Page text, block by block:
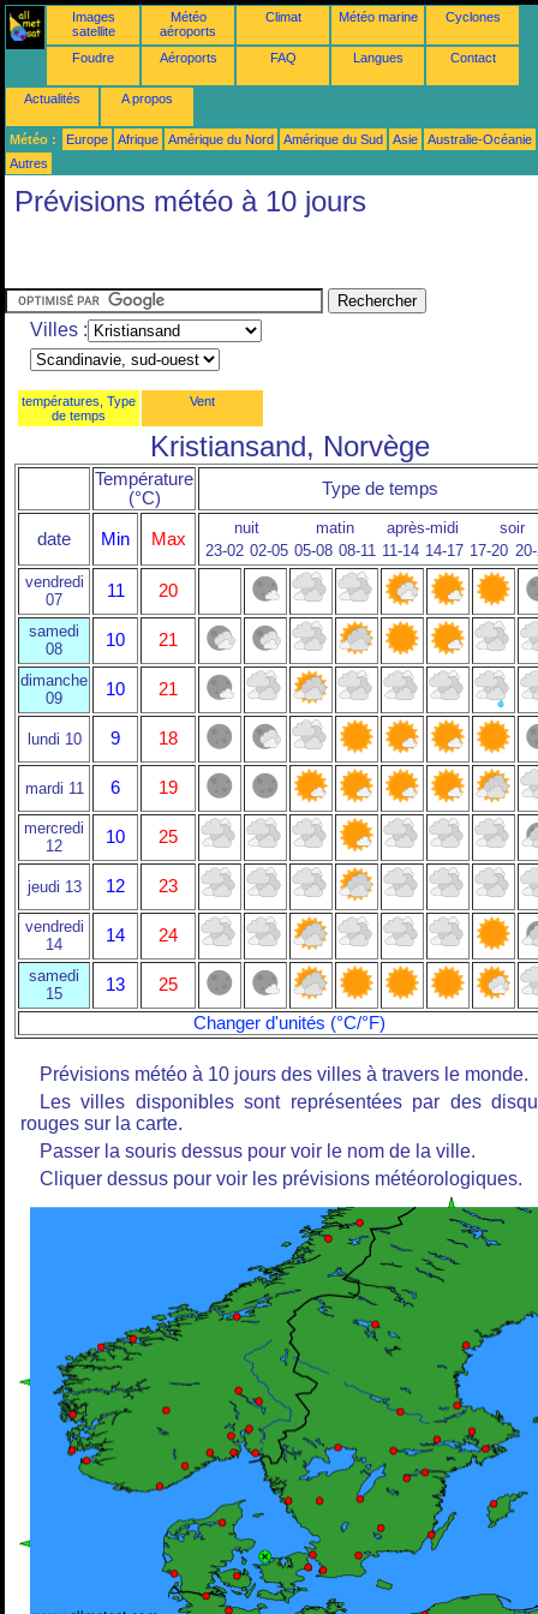
Images
satellite
Météo
aéroports
Climat Météo marine Cyclones
Foudre Aéroports FAQ Langues Contact
Actualités A propos
Météo : Europe Afrique Amérique du Nord Amérique du Sud Asie
Australie-Océanie
Autres
Prévisions météo à 10 jours
Villes :
températures, Type
de temps
Vent
Kristiansand, Norvège
Température
(°C)
Type de temps
date Min Max
nuit matin après-midi
soir
23-02 02-05 05-08 08-11 11-14 14-17 17-20
vendredi
07
11 20
samedi
08
10 21
dimanche
09
10 21
lundi 10 9 18
mardi 11 6 19
mercredi
12
10 25
jeudi 13 12 23
vendredi
14
14 24
samedi
15
13
25
Changer d'unités (°C/°F)
Prévisions météo à 10 jours des villes à travers le monde.
Les villes disponibles sont représentées par des
rouges sur la carte.
Passer la souris dessus pour voir le nom de la ville.
Cliquer dessus pour voir les prévisions météorologiques.